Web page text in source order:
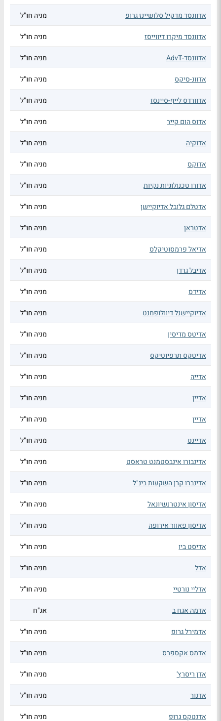
אדוונסד מדקיל סלושיינז גרופ מניה חו"ל
אדוונסד מיקרו דיווייסז מניה חו"ל
אדוונסד-AdvT מניה חו"ל
אדוונ-סיקס מניה חו"ל
אדוורדס לייף-סיינסז מניה חו"ל
אדוס הום קייר מניה חו"ל
אדוקיה מניה חו"ל
אדוקס מניה חו"ל
אדורו טכנולוגיות נקיות מניה חו"ל
אדטלם גלובל אדיוקיישן מניה חו"ל
אדטראן מניה חו"ל
אדיאל פרמסוטיקלס מניה חו"ל
אדיבל גרדן מניה חו"ל
אדידס מניה חו"ל
אדיוקיישנל דיוולופמנט מניה חו"ל
אדיטס מדיסין מניה חו"ל
אדיטקס תרפיוטיקס מניה חו"ל
אדייה מניה חו"ל
אדיין מניה חו"ל
אדיין מניה חו"ל
אדיינט מניה חו"ל
אדינבורו אינבסטמנט טראסט מניה חו"ל
אדינברו קרן השקעות בינ"ל מניה חו"ל
אדיסון אינטרנשיונאל מניה חו"ל
אדיסון פאוור אירופה מניה חו"ל
אדיסט ביו מניה חו"ל
אדל מניה חו"ל
אדליי נורטיי מניה חו"ל
אדמה אגח ב אג"ח
אדמירל גרופ מניה חו"ל
אדמס אקספרס מניה חו"ל
אדן ריסרץ' מניה חו"ל
אדנור מניה חו"ל
אדנטקס גרופ מניה חו"ל